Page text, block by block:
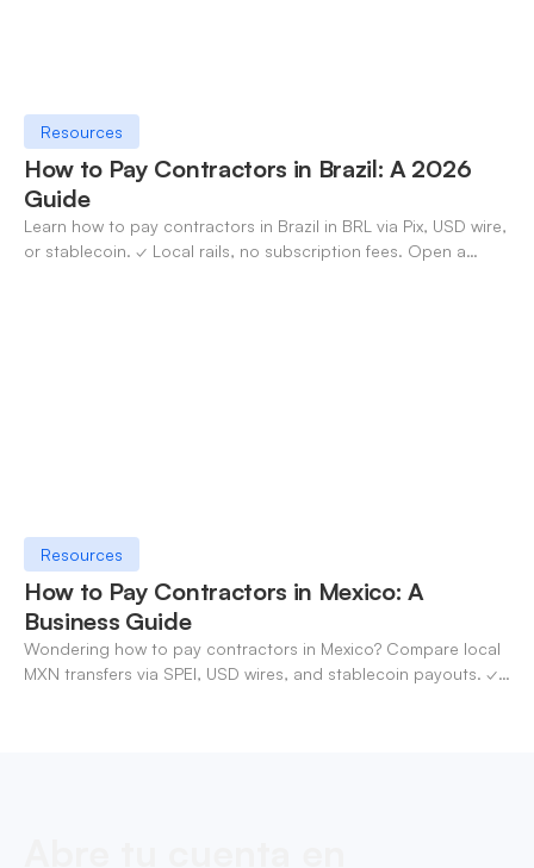
Resources
How to Pay Contractors in Brazil: A 2026
Guide
Learn how to pay contractors in Brazil in BRL via Pix, USD wire,
or stablecoin. ✓ Local rails, no subscription fees. Open a
Resources
How to Pay Contractors in Mexico: A
Business Guide
Wondering how to pay contractors in Mexico? Compare local
MXN transfers via SPEI, USD wires, and stablecoin payouts. ✓